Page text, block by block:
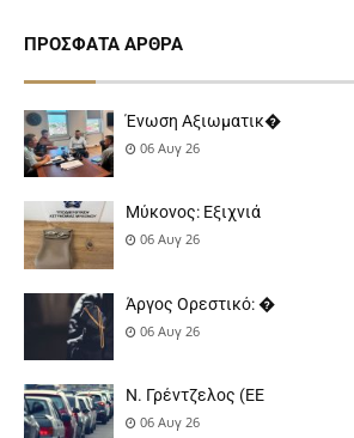
ΠΡΌΣΦΑΤΑ ΆΡΘΡΑ
Ένωση Αξιωματικ�
06 Αυγ 26
Μύκονος: Εξιχνιά
06 Αυγ 26
Άργος Ορεστικό: �
06 Αυγ 26
Ν. Γρέντζελος (ΕΕ
06 Αυγ 26